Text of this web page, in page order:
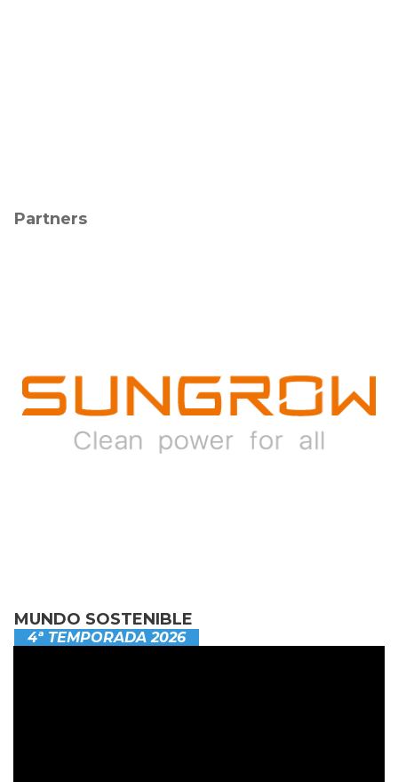
Partners
MUNDO SOSTENIBLE
4ª TEMPORADA 2026